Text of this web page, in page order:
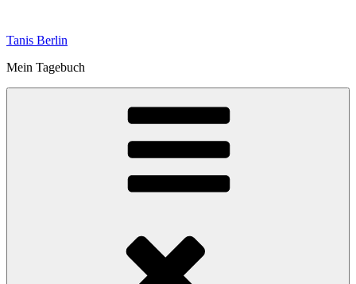
springen
Tanis Berlin
Mein Tagebuch